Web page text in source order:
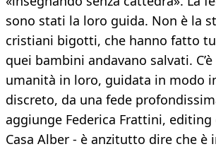
sono stati la loro guida. Non è la
cristiani bigotti, che hanno fatto
quei bambini andavano salvati.
umanità in loro, guidata in modo
discreto, da una fede
aggiunge Federica Frattini,
Casa Alber - è anzitutto dire che è